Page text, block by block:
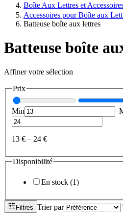
Boîte Aux Lettres et
Accessoires pour Boîte aux
Batteuse boîte aux lettres
Batteuse boîte
Affiner votre sélection
Prix
Min –
13 € – 24 €
Disponibilité
En stock (1)
Filtres Trier par